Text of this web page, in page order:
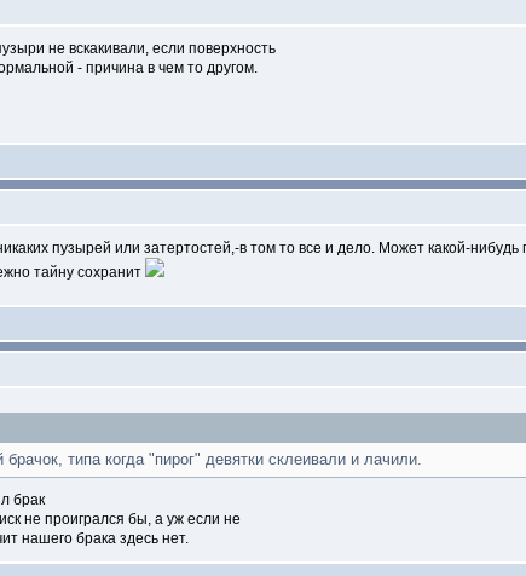
не вскакивали, если поверхность
- причина в чем то другом.
пузырей или затертостей,-в том то все и дело. Может какой-
тайну сохранит
типа когда "пирог" девятки склеивали и лачили.
брак
не проигрался бы, а уж если не
нашего брака здесь нет.